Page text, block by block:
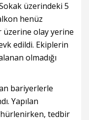
üzerindeki 5
henüz
üzerine olay yerine
edildi. Ekiplerin
olmadığı
bariyerlerle
Yapılan
tedbir